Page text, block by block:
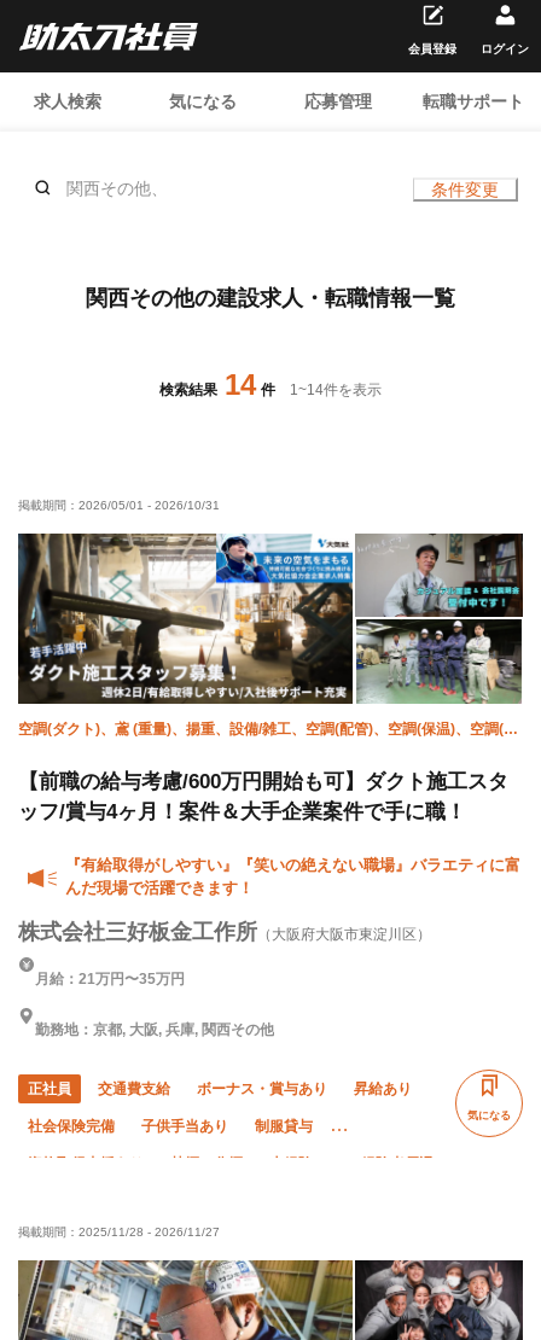
求人検索 気になる 応募管理 転職サポート
会員登録 ログイン
関西その他、 条件変更
関西その他の建設求人・転職情報一覧
検索結果 14 件 1~14件を表示
掲載期間： 2026/05/01 - 2026/10/31
空調(ダクト)、鳶 (重量)、揚重、設備/雑工、空調(配管)、空調(保温)、空調(冷
【前職の給与考慮/600万円開始も可】ダクト施工スタ
ッフ/賞与4ヶ月！案件＆大手企業案件で手に職！
『有給取得がしやすい』『笑いの絶えない職場』バラエティに富
んだ現場で活躍できます！
株式会社三好板金工作所 （大阪府大阪市東淀川区）
月給：21万円〜35万円
勤務地：京都, 大阪, 兵庫, 関西その他
正社員 交通費支給 ボーナス・賞与あり 昇給あり
社会保険完備 子供手当あり 制服貸与
資格取得支援あり 禁煙・分煙 未経験OK 経験者優遇
車・バイク通勤OK 転勤なし
気になる
掲載期間： 2025/11/28 - 2026/11/27